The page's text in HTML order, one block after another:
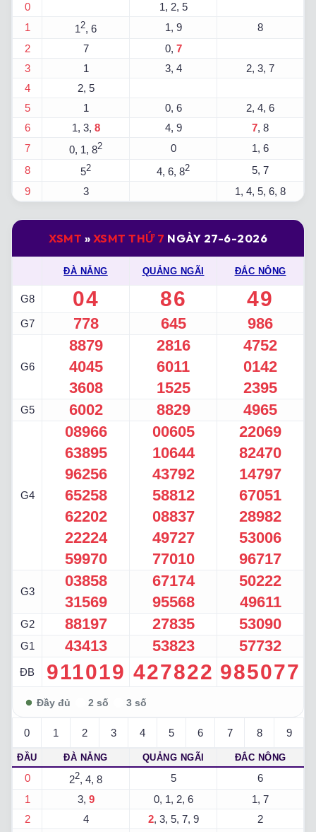
0
1, 2, 5
1
12, 6 1, 9
8
2
7 0, 7
3
1 3, 4
2, 3, 7
4
2, 5
5
1 0, 6
2, 4, 6
6
1, 3, 8 4, 9 7, 8
7
0, 1, 82 0
1, 6
8
52 4, 6, 82
5, 7
9
3 1, 4, 5, 6, 8
XSMT » XSMT THỨ 7 NGÀY 27-6-2026
ĐÀ NẴNG QUẢNG NGÃI ĐẮC NÔNG
G8 04 86 49
G7 778 645 986
G6
8879
4045
3608
2816
6011
1525
4752
0142
2395
G5 6002 8829 4965
G4
08966
63895
96256
65258
62202
22224
59970
00605
10644
43792
58812
08837
49727
77010
22069
82470
14797
67051
28982
53006
96717
G3
03858
31569
67174
95568
50222
49611
G2 88197 27835 53090
G1 43413 53823 57732
ĐB 911019 427822 985077
0 1 2 3 4 5 6 7 8 9
ĐẦU ĐÀ NẴNG QUẢNG NGÃI ĐẮC NÔNG
0 22, 4, 8 5
6
1
3, 9 0, 1, 2, 6
1, 7
2
4 2, 3, 5, 7, 9 2